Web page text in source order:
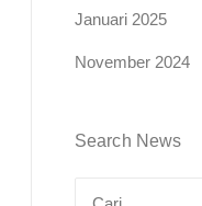
Januari 2025
November 2024
Search News